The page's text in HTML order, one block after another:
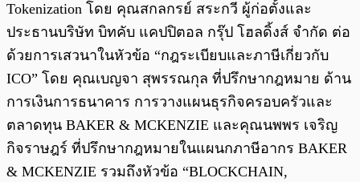
Tokenization โดย คุณสกลกรย์ สระกวี ผู้ก่อตั้งและ
ประธานบริษัท บิทคับ แคปปิตอล กรุ๊ป โฮลดิ้งส์ จำกัด ต่อ
ด้วยการเสวนาในหัวข้อ “กฎระเบียบและภาษีเกี่ยวกับ
ICO” โดย คุณเบญจา สุพรรณกุล ที่ปรึกษากฎหมาย ด้าน
การเงินการธนาคาร การวางแผนธุรกิจครอบครัวและ
ตลาดทุน BAKER & MCKENZIE และคุณนพพร เจริญ
กิจราษฎร์ ที่ปรึกษากฎหมายในแผนกภาษีอากร BAKER
& MCKENZIE รวมถึงหัวข้อ “BLOCKCHAIN,